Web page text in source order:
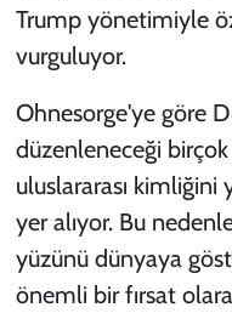
Trump yönetimiyle
vurguluyor.
Ohnesorge'ye göre
düzenleneceği
uluslararası kimliğini
yer alıyor. Bu
yüzünü dünyaya
önemli bir fırsat